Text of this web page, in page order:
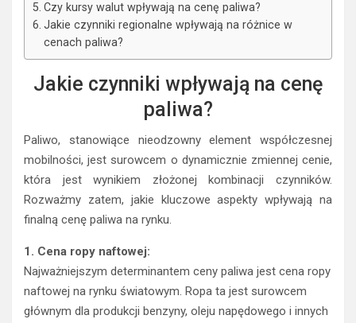
Czy kursy walut wpływają na cenę paliwa?
Jakie czynniki regionalne wpływają na różnice w
cenach paliwa?
Jakie czynniki wpływają na cenę
paliwa?
Paliwo, stanowiące nieodzowny element współczesnej
mobilności, jest surowcem o dynamicznie zmiennej cenie,
która jest wynikiem złożonej kombinacji czynników.
Rozważmy zatem, jakie kluczowe aspekty wpływają na
finalną cenę paliwa na rynku.
1. Cena ropy naftowej:
Najważniejszym determinantem ceny paliwa jest cena ropy
naftowej na rynku światowym. Ropa ta jest surowcem
głównym dla produkcji benzyny, oleju napędowego i innych